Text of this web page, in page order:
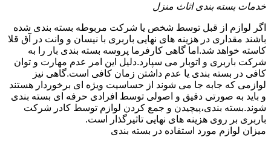
خدمات بسته بندی اثاث منزل
اگر لوازم از قبل توسط شخص یا شرکت مربوطه بسته بندی شده
باشند مقداری در هزینه های نهایی باربری با نیسان و وانت در آق قلا
کاسته خواهد شد.اما گاهی کارفرما پروسه بسته بندی بار را به
شرکت باربری و اتوبار می سپارد.دلیل این امر عدم مهارت و توان
کافی در بسته بندی یا عدم داشتن زمان کافی است.گاهی نیز
لوازمی که جابه جا می شوند از حساسیت ویژه ای برخوردار هستند
و باید به صورتی دقیق و اصولی توسط افرادی حرفه ای بسته بندی
شوند.بسته بندی،پیچیدن و جمع کردن لوازم توسط کادر شرکت
باربری بر روی هزینه های نهایی تاثیرگذار است.
میزان لوازم مورد استفاده در بسته بندی